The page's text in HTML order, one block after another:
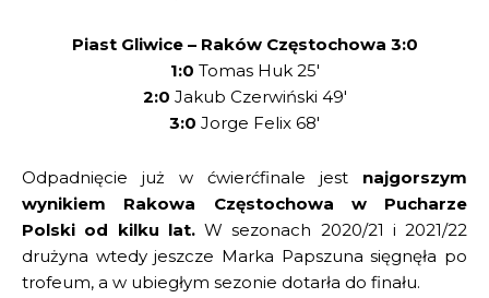
Piast Gliwice – Raków Częstochowa 3:0
1:0 Tomas Huk 25′
2:0 Jakub Czerwiński 49′
3:0 Jorge Felix 68′
Odpadnięcie już w ćwierćfinale jest najgorszym
wynikiem Rakowa Częstochowa w Pucharze
Polski od kilku lat.W sezonach 2020/21 i 2021/22
drużyna wtedy jeszcze Marka Papszuna sięgnęła po
trofeum, a w ubiegłym sezonie dotarła do finału.